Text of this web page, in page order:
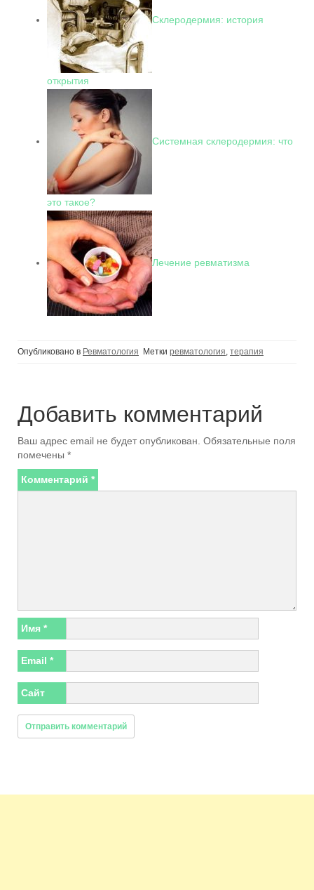
Склеродермия: история
открытия
Системная склеродермия: что
это такое?
Лечение ревматизма
Опубликовано в Ревматология Метки ревматология, терапия
Добавить комментарий
Ваш адрес email не будет опубликован. Обязательные поля
помечены *
Комментарий *
Имя *
Email *
Сайт